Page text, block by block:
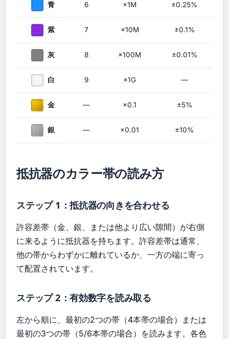
青 6 ×1M ±0.25%
紫 7 ×10M ±0.1%
灰 8 ×100M ±0.01%
白 9 ×1G —
金 — ×0.1 ±5%
銀 — ×0.01 ±10%
抵抗器のカラー帯の読み方
ステップ 1：抵抗器の向きを合わせる
許容差帯（金、銀、または他より広い隙間）が右側
に来るように抵抗器を持ちます。許容差帯は通常、
他の帯からわずかに離れているか、一方の端に寄っ
て配置されています。
ステップ 2：有効数字を読み取る
左から順に、最初の2つの帯（4本帯の場合）または
最初の3つの帯（5/6本帯の場合）を読みます。各色